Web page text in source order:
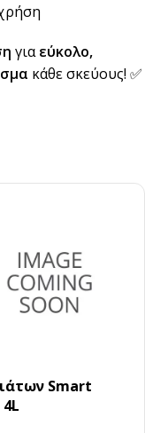
γιαεύκολο,
κάθε σκεύους! ✅
Smart